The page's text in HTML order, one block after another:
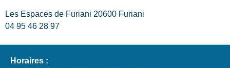
Les Espaces de Furiani 20600 Furiani
04 95 46 28 97
Horaires :